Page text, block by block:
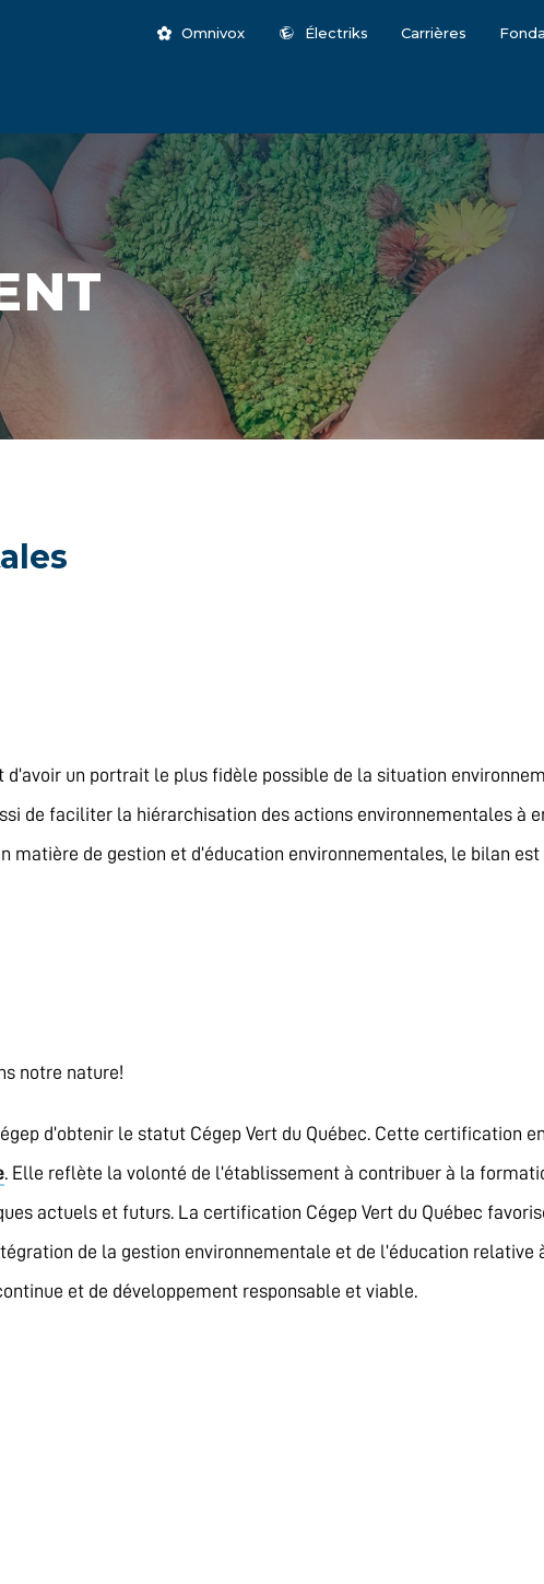
Omnivox Électriks Carrières
d’avoir un portrait le plus fidèle possible de la situation
de faciliter la hiérarchisation des actions environnementales à
matière de gestion et d’éducation environnementales, le bilan
notre nature!
d’obtenir le statut Cégep Vert du Québec. Cette certification
. Elle reflète la volonté de l’établissement à contribuer à la
actuels et futurs. La certification Cégep Vert du Québec
de la gestion environnementale et de l’éducation relative
et de développement responsable et viable.